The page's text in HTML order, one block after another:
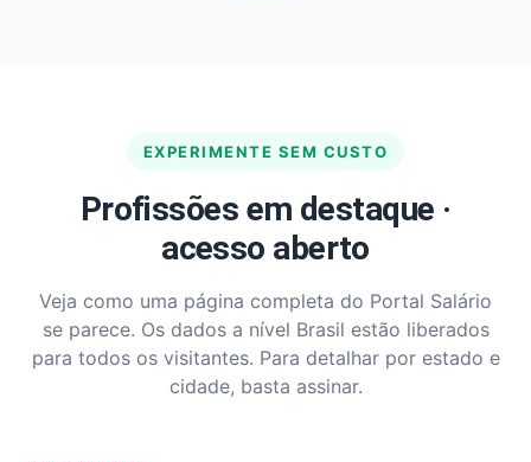
EXPERIMENTE SEM CUSTO
Profissões em destaque ·
acesso aberto
Veja como uma página completa do Portal Salário
se parece. Os dados a nível Brasil estão liberados
para todos os visitantes. Para detalhar por estado e
cidade, basta assinar.